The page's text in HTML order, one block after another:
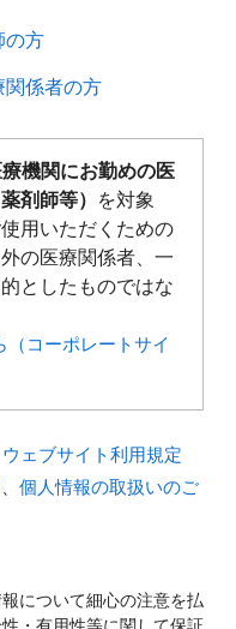
の方​
関係者の方​
機関にお勤めの医
剤師等）
を対象
用いただくための
の医療関係者、一
としたものではな
コーポレートサイ
ウェブサイト利用規定
個人情報の取扱いのご
について細心の注意を払
・有用性等に関して保証